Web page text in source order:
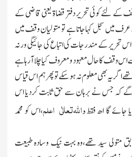
کے لئے کوئی تحریر دفتر قضاۃ یعنی قاضی کے
میں سجل کہاجاتا ہے تو متولیان وقف میں
تحریر کے مندرجات کی اتباع کی جائیگی ورنہ
اس وقف کاحال معہود و معروف کیا چلا آرہا ہے
اگر یہ بھی معلوم نہ ہوسکے تو پھر ہم اس قیاس
کہ جس نے برہان سے حق ثابت کردیا اس
جائے گا اھ فقطواﷲتعالٰی اعلم،اس کو محمد
متولی سید تھے،وہ بہت نیك وسادہ طبیعت